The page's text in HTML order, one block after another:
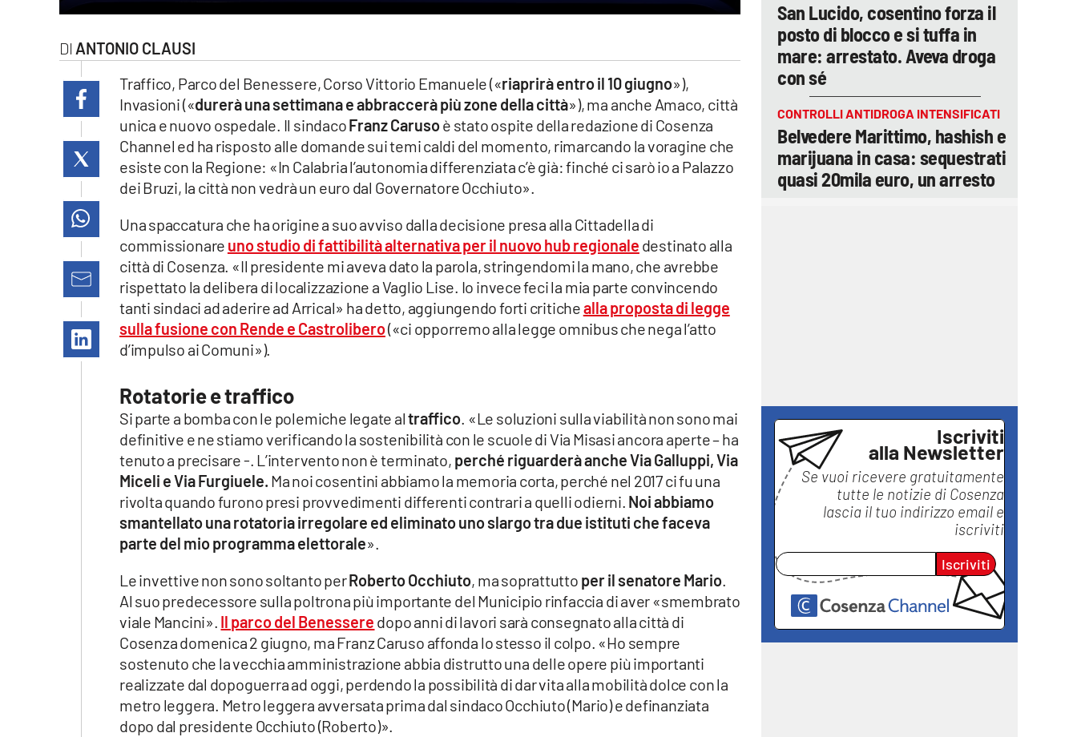
cosenzachannel.it
lacapitalenews.it
Vai
ANTONIO CLAUSI
Traffico, Parco del Benessere, Corso Vittorio Emanuele («riaprirà entro il 10 giugno»),
Invasioni («durerà una settimana e abbraccerà più zone della città»), ma anche Amaco, città
unica e nuovo ospedale. Il sindacoFranz Carusoè stato ospite della redazione di Cosenza
Channel ed ha risposto alle domande sui temi caldi del momento, rimarcando la voragine che
esiste con la Regione: «In Calabria l’autonomia differenziata c’è già: finché ci sarò io a Palazzo
dei Bruzi, la città non vedrà un euro dal Governatore Occhiuto».
Una spaccatura che ha origine a suo avviso dalla decisione presa alla Cittadella di
commissionare uno studio di fattibilità alternativa per il nuovo hub regionale destinato alla
città di Cosenza. «Il presidente mi aveva dato la parola, stringendomi la mano, che avrebbe
rispettato la delibera di localizzazione a Vaglio Lise. Io invece feci la mia parte convincendo
tanti sindaci ad aderire ad Arrical» ha detto, aggiungendo forti critichealla proposta di legge
sulla fusione con Rende e Castrolibero(«ci opporremo alla legge omnibus che nega l’atto
d’impulso ai Comuni»).
Rotatorie e traffico
Si parte a bomba con le polemiche legate altraffico. «Le soluzioni sulla viabilità non sono mai
definitive e ne stiamo verificando la sostenibilità con le scuole di Via Misasi ancora aperte – ha
tenuto a precisare -. L’intervento non è terminato, perché riguarderà anche Via Galluppi, Via
Miceli e Via Furgiuele. Ma noi cosentini abbiamo la memoria corta, perché nel 2017 ci fu una
rivolta quando furono presi provvedimenti differenti contrari a quelli odierni. Noi abbiamo
smantellato una rotatoria irregolare ed eliminato uno slargo tra due istituti che faceva
parte del mio programma elettorale».
Le invettive non sono soltanto perRoberto Occhiuto, ma soprattutto per il senatore Mario.
Al suo predecessore sulla poltrona più importante del Municipio rinfaccia di aver «smembrato
viale Mancini». Il parco del Benessere dopo anni di lavori sarà consegnato alla città di
Cosenza domenica 2 giugno, ma Franz Caruso affonda lo stesso il colpo. «Ho sempre
sostenuto che la vecchia amministrazione abbia distrutto una delle opere più importanti
realizzate dal dopoguerra ad oggi, perdendo la possibilità di dar vita alla mobilità dolce con la
metro leggera. Metro leggera avversata prima dal sindaco Occhiuto (Mario) e definanziata
dopo dal presidente Occhiuto (Roberto)».
San Lucido, cosentino forza il
posto di blocco e si tuffa in
mare: arrestato. Aveva droga
con sé
CONTROLLI ANTIDROGA INTENSIFICATI
Belvedere Marittimo, hashish e
marijuana in casa: sequestrati
quasi 20mila euro, un arresto
Iscriviti
alla Newsletter
Se vuoi ricevere gratuitamente
tutte le notizie di Cosenza
lascia il tuo indirizzo email e
iscriviti
Iscriviti